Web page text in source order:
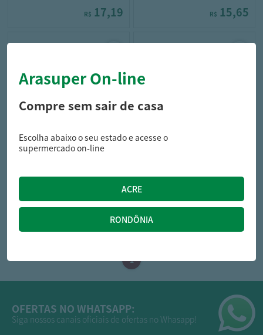
R$ 17,19 R$ 15,65
intimus
Absorvente Intimus Interno
15,65
OFERTAS NO WHATSAPP:
Siga nossos canais oficiais de ofertas no Whasapp!
Arasuper On-line
Compre sem sair de casa
Escolha abaixo o seu estado e acesse o
supermercado on-line